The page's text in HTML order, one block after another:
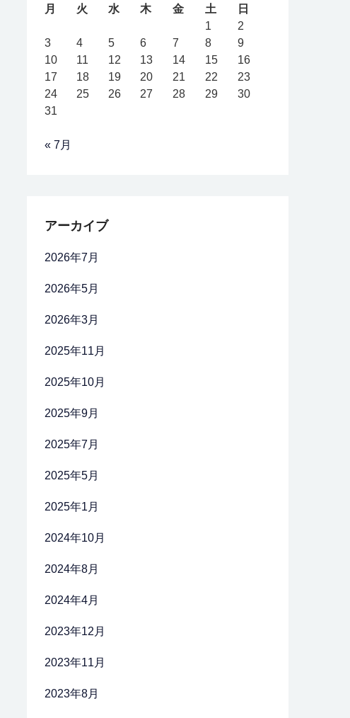
月
火 水 木 金 土
日
1
2
3
4 5 6 7 8
9
10
11 12 13 14 15
16
17
18 19 20 21 22
23
24
25 26 27 28 29
30
31
« 7月
アーカイブ
2026年7月
2026年5月
2026年3月
2025年11月
2025年10月
2025年9月
2025年7月
2025年5月
2025年1月
2024年10月
2024年8月
2024年4月
2023年12月
2023年11月
2023年8月